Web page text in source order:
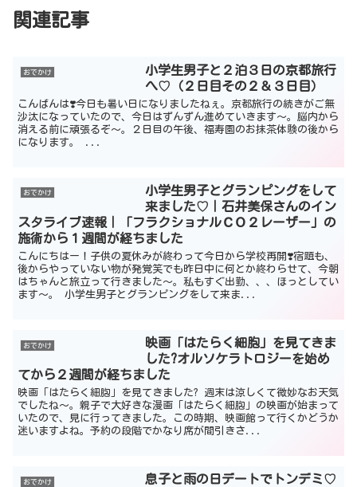
関連記事
おでかけ
小学生男子と２泊３日の京都旅行
へ♡（２日目その２＆３日目）
こんばんは❣️今日も暑い日になりましたねぇ。京都旅行の続きがご無
沙汰になっていたので、今日はずんずん進めていきます〜。脳内から
消える前に頑張るぞ〜。２日目の午後、福寿園のお抹茶体験の後から
になります。 ...
おでかけ
小学生男子とグランピングをして
来ました♡｜石井美保さんのイン
スタライブ速報｜「フラクショナルＣＯ２レーザー」の
施術から１週間が経ちました
こんにちはー！子供の夏休みが終わって今日から学校再開❣️宿題も、
後からやっていない物が発覚笑でも昨日中に何とか終わらせて、今朝
はちゃんと旅立って行きました〜。私もすぐ出勤、、、ほっとしてい
ます〜。 小学生男子とグランピングをして来ま...
おでかけ
映画「はたらく細胞」を見てきま
した?オルソケラトロジーを始め
てから２週間が経ちました
映画「はたらく細胞」を見てきました? 週末は涼しくて微妙なお天気
でしたね〜。親子で大好きな漫画「はたらく細胞」の映画が始まって
いたので、見に行ってきました。この時期、映画館って行くかどうか
迷いますよね。予約の段階でかなり席が間引きさ...
おでかけ
息子と雨の日デートでトンデミ♡